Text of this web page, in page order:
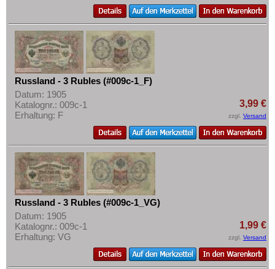
Russland - 3 Rubles (#009c-1_F)
Datum: 1905
Katalognr.: 009c-1
Erhaltung: F
3,99 €
zzgl. Versand
Russland - 3 Rubles (#009c-1_VG)
Datum: 1905
Katalognr.: 009c-1
Erhaltung: VG
1,99 €
zzgl. Versand